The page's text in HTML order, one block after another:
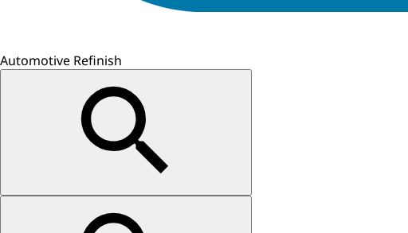
Automotive Refinish